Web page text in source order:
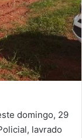
domingo, 29
lavrado